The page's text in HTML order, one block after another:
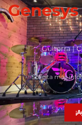
Guitarra |
Solicita más